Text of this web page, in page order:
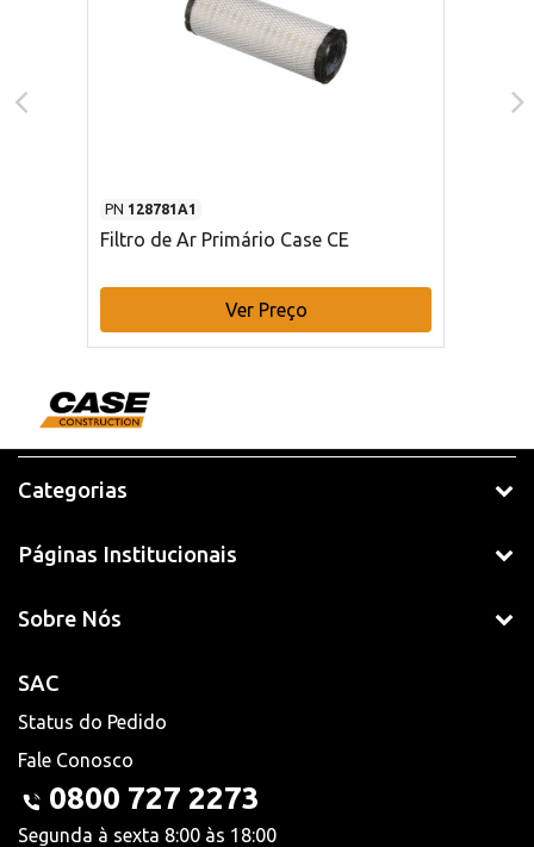
PN 128781A1
Filtro de Ar Primário Case CE
Ver Preço
Categorias
Páginas Institucionais
Sobre Nós
SAC
Status do Pedido
Fale Conosco
0800 727 2273
Segunda à sexta 8:00 às 18:00